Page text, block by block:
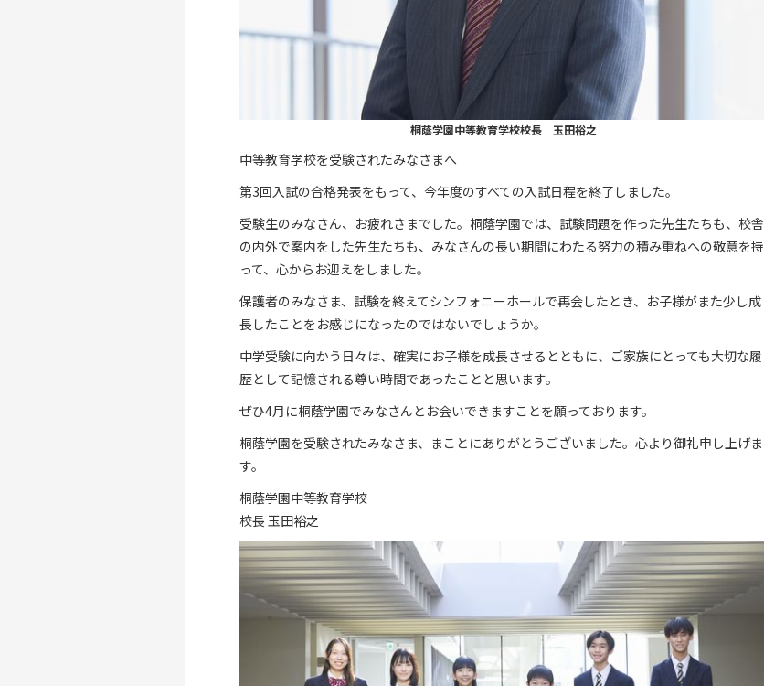
桐蔭学園中等教育学校校長 玉田裕之
中等教育学校を受験されたみなさまへ
第3回入試の合格発表をもって、今年度のすべての入試日程を終了しました。
受験生のみなさん、お疲れさまでした。桐蔭学園では、試験問題を作った先生たちも、校舎
の内外で案内をした先生たちも、みなさんの長い期間にわたる努力の積み重ねへの敬意を持
って、心からお迎えをしました。
保護者のみなさま、試験を終えてシンフォニーホールで再会したとき、お子様がまた少し成
長したことをお感じになったのではないでしょうか。
中学受験に向かう日々は、確実にお子様を成長させるとともに、ご家族にとっても大切な履
歴として記憶される尊い時間であったことと思います。
ぜひ4月に桐蔭学園でみなさんとお会いできますことを願っております。
桐蔭学園を受験されたみなさま、まことにありがとうございました。心より御礼申し上げま
す。
桐蔭学園中等教育学校
校長 玉田裕之